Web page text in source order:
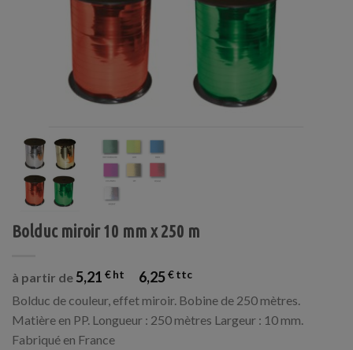
Bolduc miroir 10 mm x 250 m
à partir de 5,21 € 6,25€
Bolduc de couleur, effet miroir. Bobine de 250 mètres.
Matière en PP. Longueur : 250 mètres Largeur : 10 mm.
Fabriqué en France